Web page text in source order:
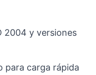
2004 y versiones
para carga rápida